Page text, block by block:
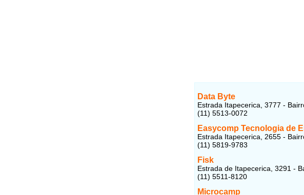
Data Byte
Estrada Itapecerica, 3777 -
(11) 5513-0072
Easycomp Tecnologia de
Estrada Itapecerica, 2655 -
(11) 5819-9783
Fisk
Estrada de Itapecerica, 3291 -
(11) 5511-8120
Microcamp